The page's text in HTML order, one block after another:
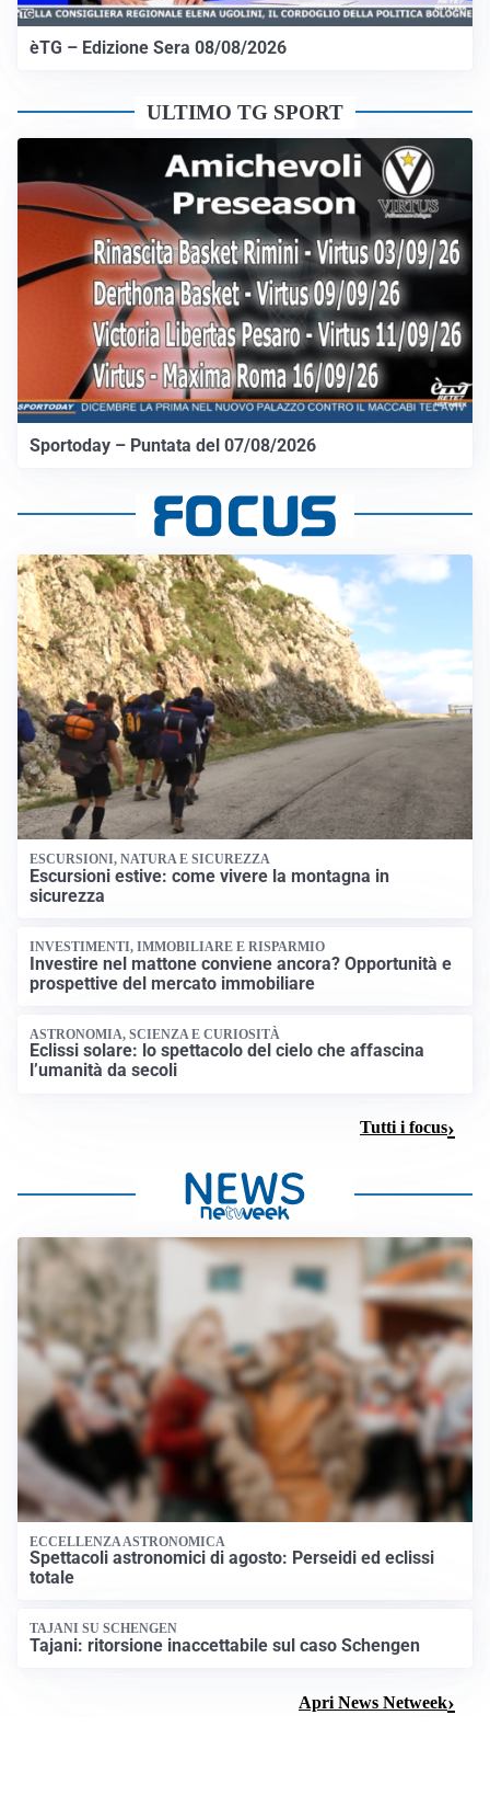
èTG – Edizione Sera 08/08/2026
ULTIMO TG SPORT
Sportoday – Puntata del 07/08/2026
ESCURSIONI, NATURA E SICUREZZA
Escursioni estive: come vivere la montagna in
sicurezza
INVESTIMENTI, IMMOBILIARE E RISPARMIO
Investire nel mattone conviene ancora? Opportunità e
prospettive del mercato immobiliare
ASTRONOMIA, SCIENZA E CURIOSITÀ
Eclissi solare: lo spettacolo del cielo che affascina
l’umanità da secoli
Tutti i focus
ECCELLENZA ASTRONOMICA
Spettacoli astronomici di agosto: Perseidi ed eclissi
totale
TAJANI SU SCHENGEN
Tajani: ritorsione inaccettabile sul caso Schengen
Apri News Netweek